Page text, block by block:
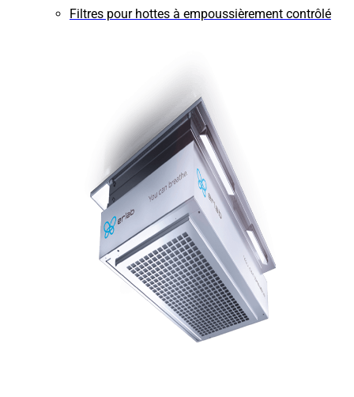
Filtres pour hottes à empoussièrement contrôlé